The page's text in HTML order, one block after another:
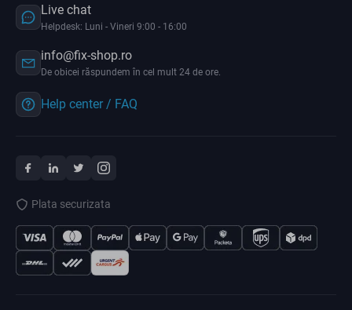
Live chat
Helpdesk: Luni - Vineri 9:00 - 16:00
info@fix-shop.ro
De obicei răspundem în cel mult 24 de ore.
Help center / FAQ
Plata securizata